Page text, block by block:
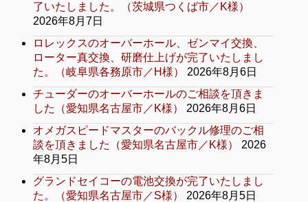
了いたしました。（茨城県つくば市／K様）
2026年8月7日
ロレックスのオーバーホール、ゼンマイ交換、
ローター真交換、研磨仕上げが完了いたしまし
た。（岐阜県各務原市／H様）
2026年8月6日
チューダーのオーバーホールのご相談を頂きま
した（愛知県名古屋市／K様）
2026年8月6日
オメガスピードマスターのバックル修理のご相
談を頂きました（愛知県名古屋市／K様）
2026
年8月5日
グランドセイコーの電池交換が完了いたしまし
た。（愛知県名古屋市／S様）
2026年8月5日